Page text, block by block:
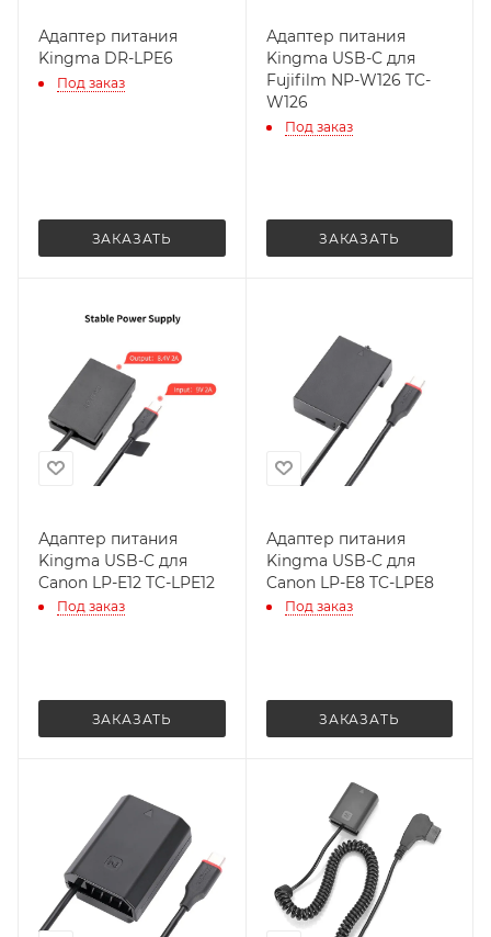
Адаптер питания
Kingma DR-LPE6
Под заказ
ЗАКАЗАТЬ
Адаптер питания
Kingma USB-C для
Fujifilm NP-W126 TC-
W126
Под заказ
ЗАКАЗАТЬ
Адаптер питания
Kingma USB-C для
Canon LP-E12 TC-LPE12
Под заказ
ЗАКАЗАТЬ
Адаптер питания
Kingma USB-C для
Canon LP-E8 TC-LPE8
Под заказ
ЗАКАЗАТЬ